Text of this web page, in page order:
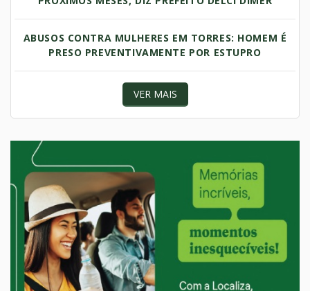
ABUSOS CONTRA MULHERES EM TORRES: HOMEM É
PRESO PREVENTIVAMENTE POR ESTUPRO
VER MAIS